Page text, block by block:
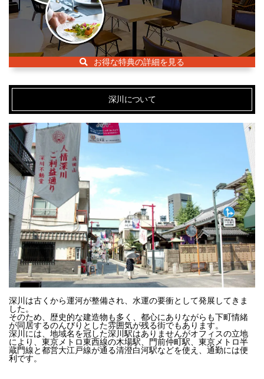
お得な特典の詳細を見る
深川について
深川は古くから運河が整備され、水運の要衝として発展してきま
した。
そのため、歴史的な建造物も多く、都心にありながらも下町情緒
が同居するのんびりとした雰囲気が残る街でもあります。
深川には、地域名を冠した深川駅はありませんがオフィスの立地
により、東京メトロ東西線の木場駅、門前仲町駅、東京メトロ半
蔵門線と都営大江戸線が通る清澄白河駅などを使え、通勤には便
利です。